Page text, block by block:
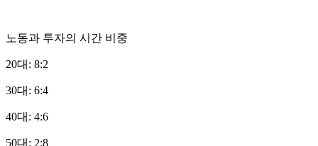
노동과 투자의 시간 비중
20대: 8:2
30대: 6:4
40대: 4:6
50대: 2:8